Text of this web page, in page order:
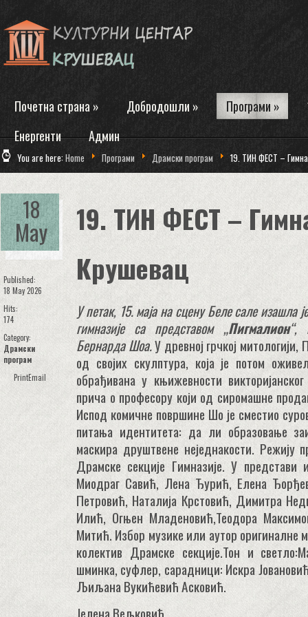
Почетна страна » Добродошли » Програми »
Енергенти
Админ
You are here:Home Програми Драмски програм 19. ТИН ФЕСТ –
18
May
Published:
18 May 2026
Hits:
174
Category:
Драмски
програм
PrintEmail
19. ТИН ФЕСТ –
Крушевац
У петак, 15. маја на сцену Беле сале изашла
гимназије са представом „Пигмалион“,
Бернарда Шоа.У древној грчкој
од својих скулптура, која је потом
обрађивана у књижевности
прича о професору који од сиромашне
Испод комичне површине Шо је сместио
питања идентитета: да ли образовање
маскира друштвене неједнакости. Режију
Драмске секције Гимназије. У
Миодраг Савић, Лена Ђурић, Елена
Петровић, Наталија Крстовић, Димитра
Илић, Огњен Младеновић,Теодора
Митић. Избор музике или аутор оригиналне
колектив Драмске секцијe.Тон и
шминка, суфлер, сарадници: Искра
Љиљана Вукићевић Асковић.